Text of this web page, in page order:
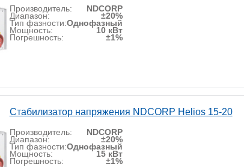
Производитель: NDCORP
Диапазон: ±20%
Тип фазности:Однофазный
Мощность: 10 кВт
Погрешность: ±1%
Стабилизатор напряжения NDCORP Helios 15-20
Производитель: NDCORP
Диапазон: ±20%
Тип фазности:Однофазный
Мощность: 15 кВт
Погрешность: ±1%